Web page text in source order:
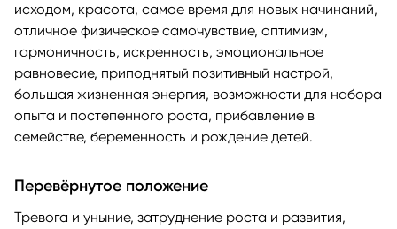
исходом, красота, самое время для новых начинаний,
отличное физическое самочувствие, оптимизм,
гармоничность, искренность, эмоциональное
равновесие, приподнятый позитивный настрой,
большая жизненная энергия, возможности для набора
опыта и постепенного роста, прибавление в
семействе, беременность и рождение детей.
Перевёрнутое положение
Тревога и уныние, затруднение роста и развития,